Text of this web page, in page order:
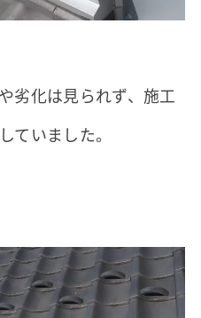
劣化は見られず、施工
ていました。